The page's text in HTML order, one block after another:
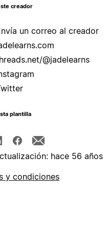
creador
un correo al creador
@jadelearns
plantilla
hace 56 años
y condiciones